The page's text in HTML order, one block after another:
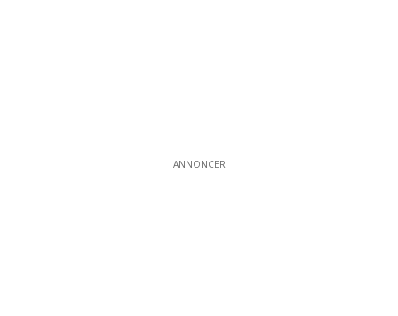
ANNONCER